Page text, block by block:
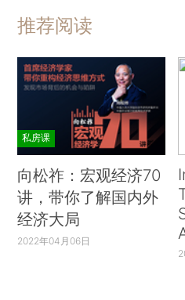
推荐阅读
私房课
向松祚：宏观经济70
讲，带你了解国内外
经济大局
2022年04月06日